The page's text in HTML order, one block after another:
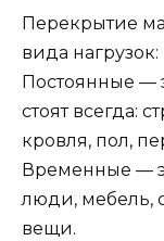
Перекрытие
вида
Постоянные —
стоят всегда:
кровля, пол,
Временные —
люди, мебель,
вещи.